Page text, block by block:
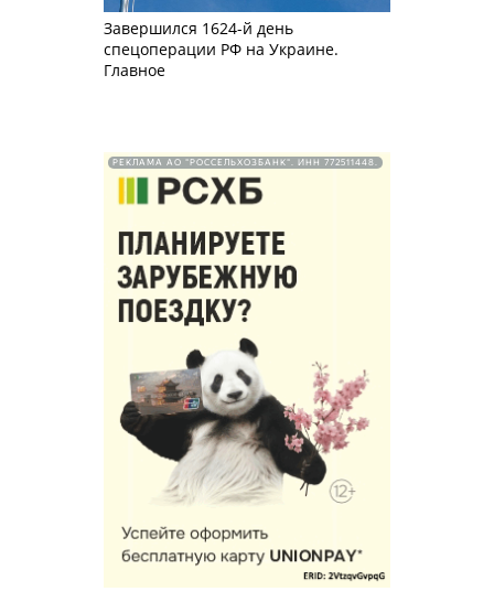
Завершился 1624-й день
спецоперации РФ на Украине.
Главное
РЕКЛАМА АО "РОССЕЛЬХОЗБАНК". ИНН 772511448.